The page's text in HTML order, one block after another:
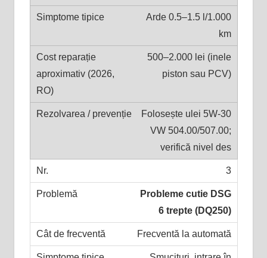
Arde 0.5–1.5 l/1.000
km
500–2.000 lei (inele
piston sau PCV)
Folosește ulei 5W-30
VW 504.00/507.00;
verifică nivel des
3
Probleme cutie DSG
6 trepte (DQ250)
Frecventă la automată